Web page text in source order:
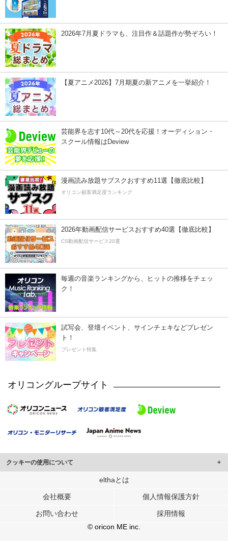
2026年7月夏ドラマも、注目作＆話題作が勢ぞろい！
【夏アニメ2026】7月期夏の新アニメを一挙紹介！
芸能界を志す10代～20代を応援！オーディション・
スクール情報はDeview
漫画読み放題サブスクおすすめ11選【徹底比較】
オリコン顧客満足度ランキング
2026年動画配信サービスおすすめ40選【徹底比較】
CS動画配信サービス20選
毎週の音楽ランキングから、ヒットの推移をチェッ
ク！
試写会、登壇イベント、サインチェキなどプレゼン
ト！
プレゼント特集
オリコングループサイト
クッキーの使用について
このサイトでは Cookie を使用して、ユーザーに合わせたコンテンツや広告の
行っています。
メディアや広告配信、データ解析の各パートナーに提供しています。
各パートナーは、この情報とユーザーが各パートナーに提供した他の情報や、
ユーザーが各パートナーのサービスを使用したときに収集した他の情報を組み
elthaとは
会社概要 個人情報保護方針
お問い合わせ
採用情報
© oricon ME inc.